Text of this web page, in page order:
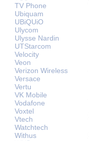
TV Phone
Ubiquam
UBiQUiO
Ulycom
Ulysse Nardin
UTStarcom
Velocity
Veon
Verizon Wireless
Versace
Vertu
VK Mobile
Vodafone
Voxtel
Vtech
Watchtech
Withus